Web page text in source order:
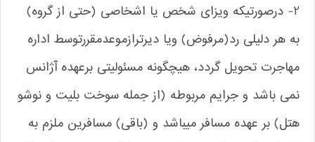
2- درصورتیکه ویزای شخص یا اشخاصی (حتی از گروه)
به هر دلیلی رد(مرفوض) ویا دیرترازموعدمقررتوسط اداره
مهاجرت تحویل گردد، هیچگونه مسئولیتی برعهده آژانس
نمی باشد و جرایم مربوطه (از جمله سوخت بلیت و نوشو
هتل) بر عهده مسافر میباشد و (باقی) مسافرین ملزم به